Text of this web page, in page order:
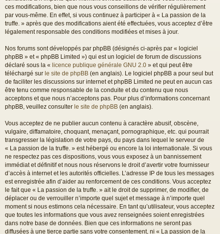
ces modifications, bien que nous vous conseillons de vérifier régulièrement
par vous-même. En effet, si vous continuez à participer à « La passion de la
truffe. » après que des modifications aient été effectuées, vous acceptez d’être
légalement responsable des conditions modifiées et mises à jour.
Nos forums sont développés par phpBB (désignés ci-après par « logiciel
phpBB » et « phpBB Limited ») qui est un logiciel de forum de discussions
déclaré sous la « licence publique générale GNU 2.0 » et qui peut être
téléchargé sur le site de phpBB (en anglais). Le logiciel phpBB a pour seul but
de faciliter les discussions sur internet et phpBB Limited ne peut en aucun cas
être tenu comme responsable de la conduite et du contenu que nous
acceptons et que nous n’acceptons pas. Pour plus d’informations concernant
phpBB, veuillez consulter le site de phpBB (en anglais).
Vous acceptez de ne publier aucun contenu à caractère abusif, obscène,
vulgaire, diffamatoire, choquant, menaçant, pornographique, etc. qui pourrait
transgresser la législation de votre pays, du pays dans lequel le serveur de
« La passion de la truffe. » est hébergé ou encore la loi internationale. Si vous
ne respectez pas ces dispositions, vous vous exposez à un bannissement
immédiat et définitif et nous nous réservons le droit d’avertir votre fournisseur
d’accès à internet et les autorités officielles. L’adresse IP de tous les messages
est enregistrée afin d’aider au renforcement de ces conditions. Vous acceptez
le fait que « La passion de la truffe. » ait le droit de supprimer, de modifier, de
déplacer ou de verrouiller n’importe quel sujet et message à n’importe quel
moment si nous estimons cela nécessaire. En tant qu’utilisateur, vous acceptez
que toutes les informations que vous avez renseignées soient enregistrées
dans notre base de données. Bien que ces informations ne seront pas
diffusées à une tierce partie sans votre consentement, ni « La passion de la